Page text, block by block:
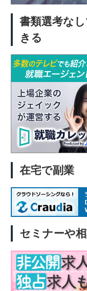
書類選考な
きる
在宅で副業
セミナーや